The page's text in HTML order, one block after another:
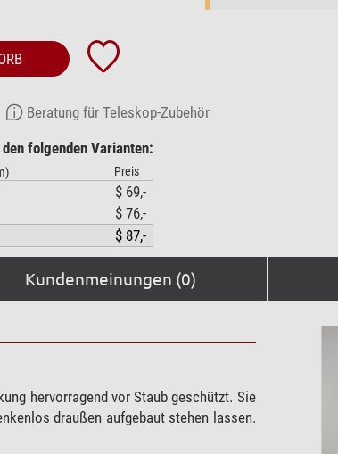
Beratung für Teleskop-Zubehör
folgenden Varianten:
Preis
$ 69,-
$ 76,-
$ 87,-
Kundenmeinungen (0)
hervorragend vor Staub geschützt. Sie
draußen aufgebaut stehen lassen.